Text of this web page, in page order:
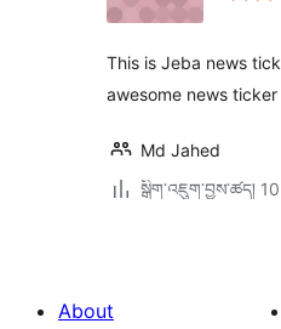
This is Jeba news
awesome news
Md Jahed
སྒྲིག་འཇུག་བྱས་ཚད།
About